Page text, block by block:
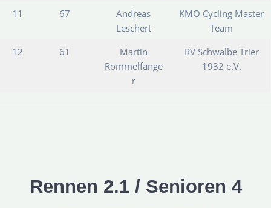
11
67
Andreas
Leschert
KMO Cycling Master
Team
12
61
Martin
Rommelfange
r
RV Schwalbe Trier
1932 e.V.
Rennen 2.1 / Senioren 4